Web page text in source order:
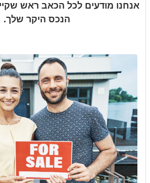
אנחנו מודעים לכל הכאב ראש
הנכס היקר שלך.